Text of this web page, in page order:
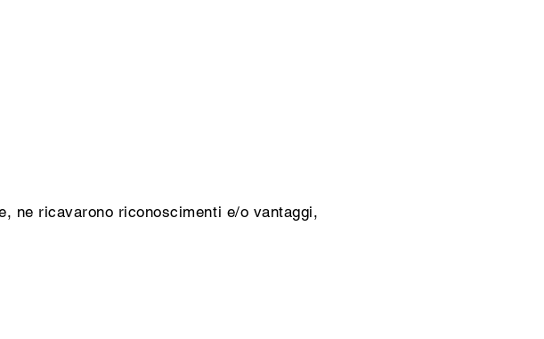
ne ricavarono riconoscimenti e/o vantaggi,